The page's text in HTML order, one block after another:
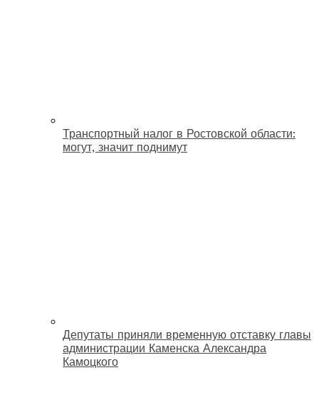
Транспортный налог в Ростовской области:
могут, значит поднимут
Депутаты приняли временную отставку главы
администрации Каменска Александра
Камоцкого